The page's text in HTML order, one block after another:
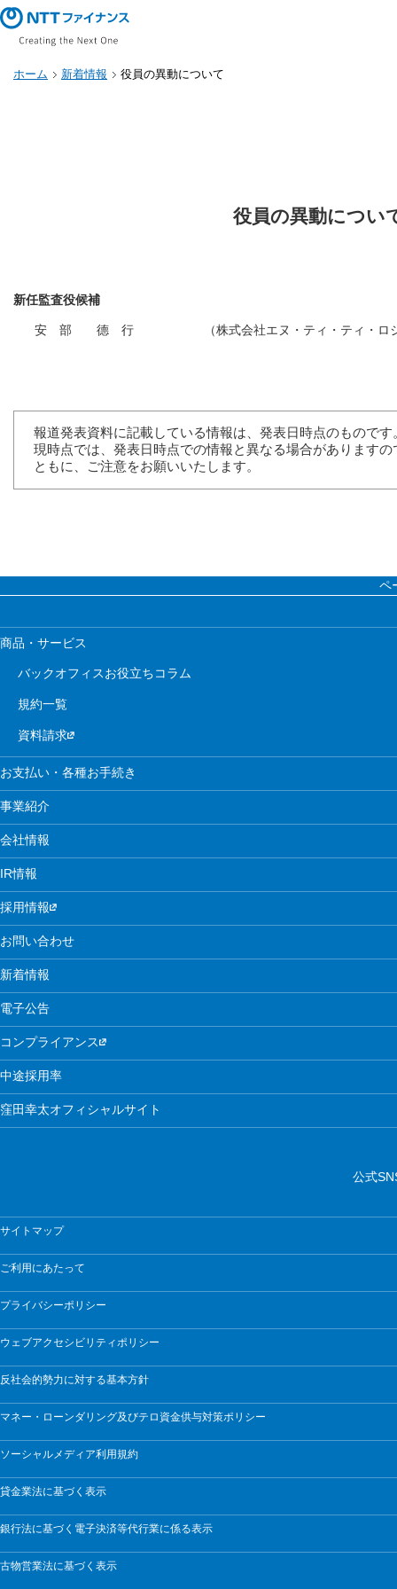
ホーム 新着情報 役員の異動について
役員の異動につい
新任監査役候補
安 部 德 行 （株式会社エヌ・ティ・ティ・
報道発表資料に記載している情報は、発表日時点のものです
現時点では、発表日時点での情報と異なる場合があります
ともに、ご注意をお願いいたします。
ペ
商品・サービス
バックオフィスお役立ちコラム
規約一覧
資料請求
お支払い・各種お手続き
事業紹介
会社情報
IR情報
採用情報
お問い合わせ
新着情報
電子公告
コンプライアンス
中途採用率
窪田幸太オフィシャルサイト
公式
サイトマップ
ご利用にあたって
プライバシーポリシー
ウェブアクセシビリティポリシー
反社会的勢力に対する基本方針
マネー・ローンダリング及びテロ資金供与対策ポリシー
ソーシャルメディア利用規約
貸金業法に基づく表示
銀行法に基づく電子決済等代行業に係る表示
古物営業法に基づく表示